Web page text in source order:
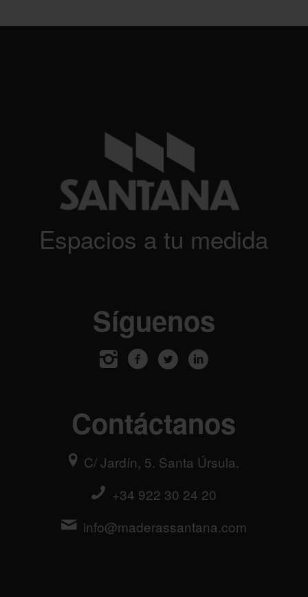
Espacios a tu medida
Síguenos
Contáctanos
C/ Jardín, 5. Santa Úrsula.
+34 922 30 24 20
info@maderassantana.com